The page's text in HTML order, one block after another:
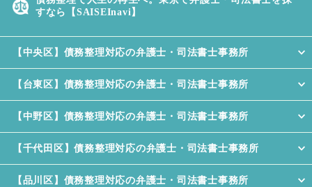
護士・司法書士事務所
士・司法書士事務所
【馬喰横山駅】債務整理対応の弁護
【人形町駅】債務整理対応の弁護
士・司法書士事務所
すなら【SAISEInavi】
【中央区】債務整理対応の弁護士・司法書士事務所
【台東区】債務整理対応の弁護士・司法書士事務所
【中野区】債務整理対応の弁護士・司法書士事務所
【千代田区】債務整理対応の弁護士・司法書士事務所
【品川区】債務整理対応の弁護士・司法書士事務所